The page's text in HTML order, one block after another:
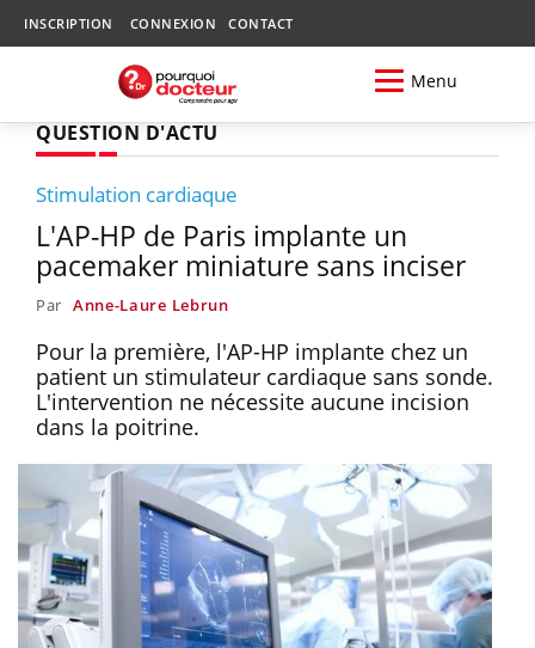
INSCRIPTION CONNEXION CONTACT
Menu
QUESTION D'ACTU
Stimulation cardiaque
L'AP-HP de Paris implante un
pacemaker miniature sans inciser
Par Anne-Laure Lebrun
Pour la première, l'AP-HP implante chez un
patient un stimulateur cardiaque sans sonde.
L'intervention ne nécessite aucune incision
dans la poitrine.